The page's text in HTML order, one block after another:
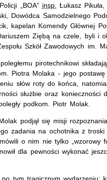
„BOA” insp. Łukasz
Dowódca Samodzielnego
kapelan Komendy Głównej
Ziębą na czele, byli i
Szkół Zawodowych im.
pirotechnikowi
Piotra Molaka - jego
słów roty do końca,
służbie oraz
podkom. Piotr Molak.
podjął się misji
zadania na ochotnika z
o nim nie tylko „wzorowy
dla pewności wykonać